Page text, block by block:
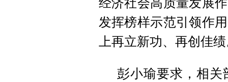
经济社会高质量发展
发挥榜样示范引领作
上再立新功、再创佳
彭小瑜要求，相关